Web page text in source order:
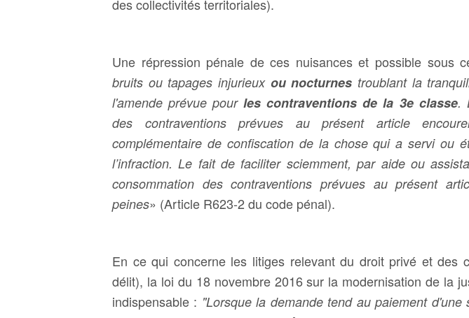
des collectivités territoriales).
Une répression pénale de ces nuisances et possible sous
bruits ou tapages injurieux ou nocturnes troublant la
l'amende prévue pourles contraventions de la 3e classe.
des contraventions prévues au présent article
complémentaire de confiscation de la chose qui a servi ou
l’infraction.Le fait de faciliter sciemment, par aide ou
consommation des contraventions prévues au présent
peines» (Article R623-2 du code pénal).
En ce qui concerne les litiges relevant du droit privé et des
délit), la loi du 18 novembre 2016 sur la modernisation de la
indispensable : "Lorsque la demande tend au paiement d'une